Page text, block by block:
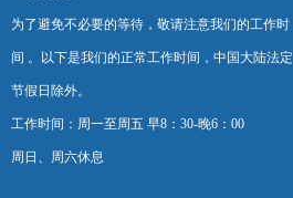
为了避免不必要的等待，敬请注意我们的工作时
间 。以下是我们的正常工作时间，中国大陆法定
节假日除外。
工作时间：周一至周五 早8：30-晚6：00
周日、周六休息